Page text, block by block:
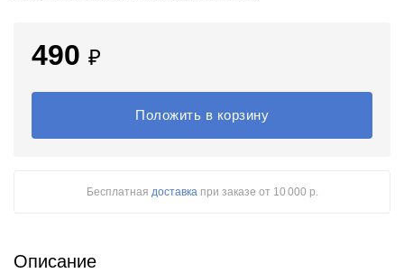
490 ₽
Положить в корзину
Бесплатная доставкапри заказе от 10 000 р.
Описание